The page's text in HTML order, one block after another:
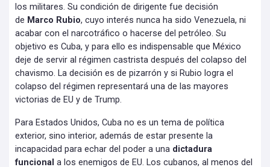
los militares. Su condición de dirigente fue decisión
de Marco Rubio, cuyo interés nunca ha sido Venezuela, ni
acabar con el narcotráfico o hacerse del petróleo. Su
objetivo es Cuba, y para ello es indispensable que México
deje de servir al régimen castrista después del colapso del
chavismo. La decisión es de pizarrón y si Rubio logra el
colapso del régimen representará una de las mayores
victorias de EU y de Trump.
Para Estados Unidos, Cuba no es un tema de política
exterior, sino interior, además de estar presente la
incapacidad para echar del poder a una dictadura
funcional a los enemigos de EU. Los cubanos, al menos del